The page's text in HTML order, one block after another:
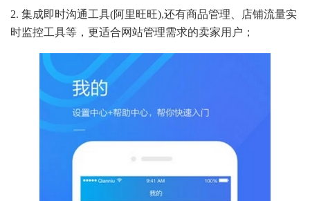
2. 集成即时沟通工具(阿里旺旺),还有商品管理、店铺流量实
时监控工具等，更适合网站管理需求的卖家用户；